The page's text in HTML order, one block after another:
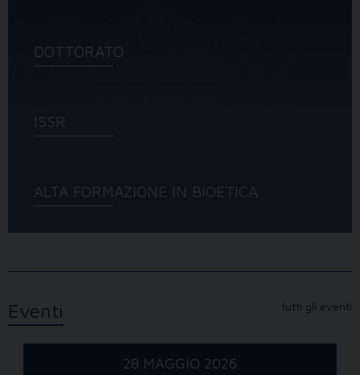
DOTTORATO
ISSR
ALTA FORMAZIONE IN BIOETICA
Eventi
28 MAGGIO 2026
tutti gli eventi